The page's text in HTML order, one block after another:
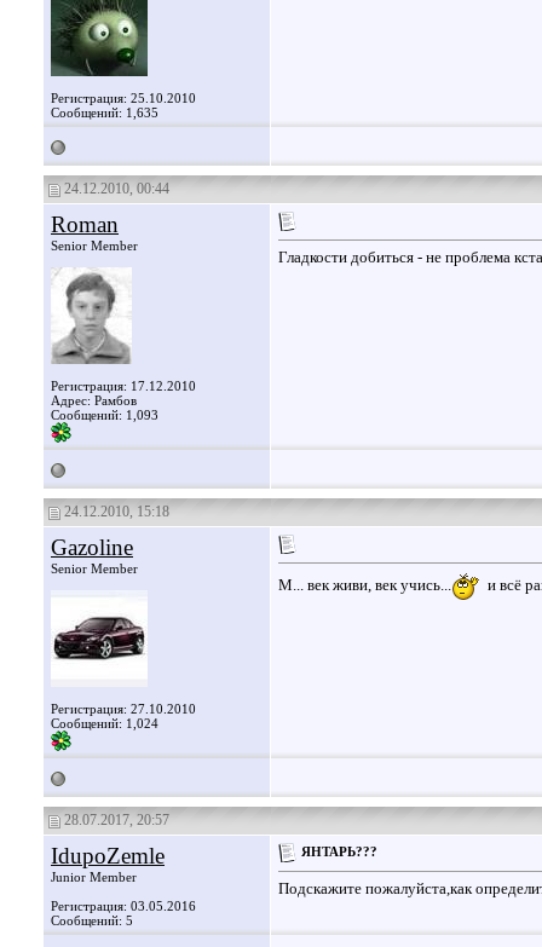
Регистрация: 25.10.2010
Сообщений: 1,635
24.12.2010, 00:44
Roman
Senior Member
Регистрация: 17.12.2010
Адрес: Рамбов
Сообщений: 1,093
Гладкости добиться - не проблема
24.12.2010, 15:18
Gazoline
Senior Member
Регистрация: 27.10.2010
Сообщений: 1,024
М... век живи, век учись... и всё
28.07.2017, 20:57
IdupoZemle
Junior Member
Регистрация: 03.05.2016
Сообщений: 5
ЯНТАРЬ???
Подскажите пожалуйста,как